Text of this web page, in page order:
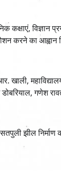
कक्षाएं,
करने का आह्वान
खाली,
डोबरियाल, गणेश
झील निर्माण